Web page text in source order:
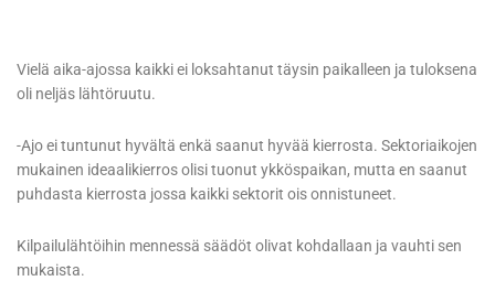
Vielä aika-ajossa kaikki ei loksahtanut täysin paikalleen ja tuloksena
oli neljäs lähtöruutu.
-Ajo ei tuntunut hyvältä enkä saanut hyvää kierrosta. Sektoriaikojen
mukainen ideaalikierros olisi tuonut ykköspaikan, mutta en saanut
puhdasta kierrosta jossa kaikki sektorit ois onnistuneet.
Kilpailulähtöihin mennessä säädöt olivat kohdallaan ja vauhti sen
mukaista.